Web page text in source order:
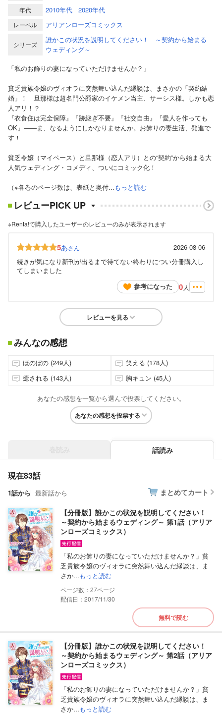
年代 2010年代 2020年代
レーベル アリアンローズコミックス
シリーズ
誰かこの状況を説明してください！ ～契約から始まる
ウェディング～
「私のお飾りの妻になっていただけませんか？」
貧乏貴族令嬢のヴィオラに突然舞い込んだ縁談は、まさかの「契約結
婚」！ 旦那様は超名門公爵家のイケメン当主、サーシス様。しかも恋
人アリ！？
『衣食住は完全保障』『跡継ぎ不要』『社交自由』『愛人を作っても
OK』――ま、なるようにしかなりませんか。お飾りの妻生活、発進で
す！
貧乏令嬢（マイペース）と旦那様（恋人アリ）との“契約”から始まる大
人気ウェディング・コメディ、ついにコミック化！
（※各巻のページ数は、表紙と奥付...もっと読む
レビューPICK UP
※Renta!で購入したユーザーのレビューのみが表示されます
5あさん
2026-08-06
続きが気になり新刊が出るまで待てない終わりについ分冊購入し
てしまいました
参考になった
0 人
レビューを見る
みんなの感想
ほのぼの (249人)
笑える (178人)
癒される (143人)
胸キュン (45人)
あなたの感想を一覧から選んで投票してください。
あなたの感想を投票する
話読み
現在83話
1話から 最新話から まとめてカート
【分冊版】誰かこの状況を説明してください！
～契約から始まるウェディング～ 第1話（アリア
ンローズコミックス）
「私のお飾りの妻になっていただけませんか？」貧
乏貴族令嬢のヴィオラに突然舞い込んだ縁談は、ま
さか...もっと読む
27
配信日：2017/11/30
無料で読む
【分冊版】誰かこの状況を説明してください！
～契約から始まるウェディング～ 第2話（アリア
ンローズコミックス）
「私のお飾りの妻になっていただけませんか？」貧
乏貴族令嬢のヴィオラに突然舞い込んだ縁談は、ま
さか...もっと読む